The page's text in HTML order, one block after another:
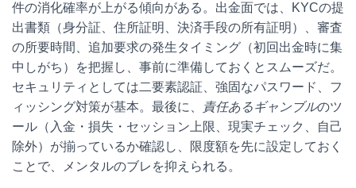
件の消化確率が上がる傾向がある。出金面では、KYCの提
出書類（身分証、住所証明、決済手段の所有証明）、審査
の所要時間、追加要求の発生タイミング（初回出金時に集
中しがち）を把握し、事前に準備しておくとスムーズだ。
セキュリティとしては二要素認証、強固なパスワード、フ
ィッシング対策が基本。最後に、
責任あるギャンブルのツ
ール（入金・損失・セッション上限、現実チェック、自己
除外）が揃っているか確認し、限度額を先に設定しておく
ことで、メンタルのブレを抑えられる。